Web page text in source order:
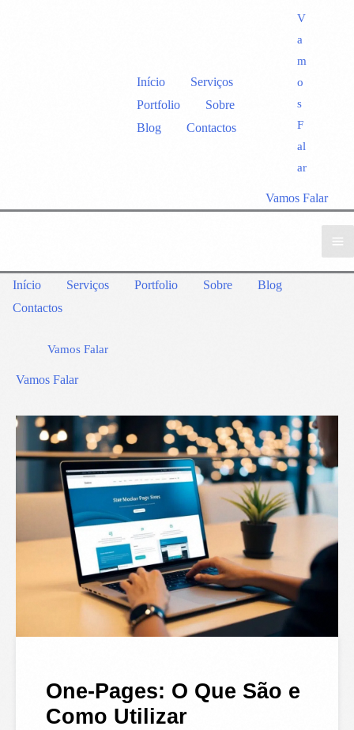
Início
Serviços
Portfolio
Sobre
Blog
Contactos
V
a
m
o
s
F
al
ar
Vamos Falar
Início Serviços Portfolio Sobre
Blog
Contactos
Vamos Falar
Vamos Falar
One-Pages: O Que São e
Como Utilizar